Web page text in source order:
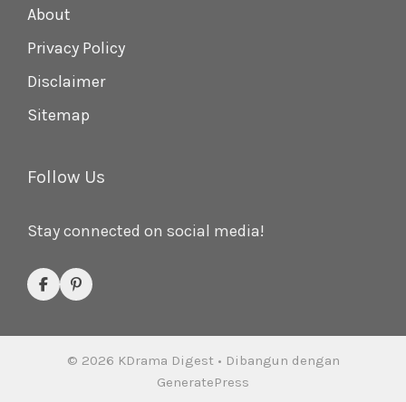
About
Privacy Policy
Disclaimer
Sitemap
Follow Us
Stay connected on social media!
© 2026 KDrama Digest• Dibangun dengan
GeneratePress